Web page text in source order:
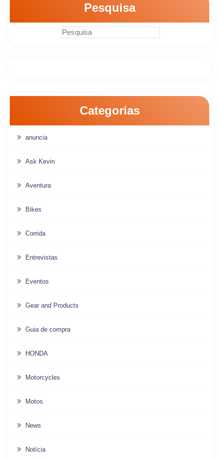
Pesquisa
Categorias
anuncia
Ask Kevin
Aventura
Bikes
Corrida
Entrevistas
Eventos
Gear and Products
Guia de compra
HONDA
Motorcycles
Motos
News
Notícia